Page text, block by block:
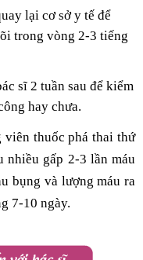
lại cơ sở y tế để
trong vòng 2-3 tiếng
sĩ 2 tuần sau để kiểm
hay chưa.
viên thuốc phá thai thứ
nhiều gấp 2-3 lần máu
bụng và lượng máu ra
7-10 ngày.